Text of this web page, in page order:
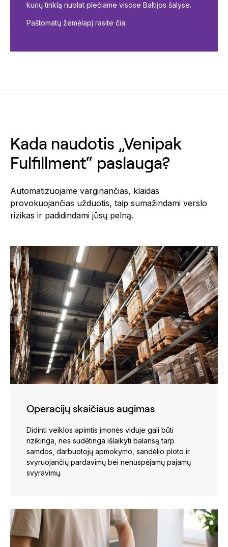
kurių tinklą nuolat plečiame visose Baltijos šalyse.
Paštomatų žemėlapį rasite čia.
Kada naudotis „Venipak
Fulfillment“ paslauga?
Automatizuojame varginančias, klaidas
provokuojančias užduotis, taip sumažindami verslo
rizikas ir padidindami jūsų pelną.
Operacijų skaičiaus augimas
Didinti veiklos apimtis įmonės viduje gali būti
rizikinga, nes sudėtinga išlaikyti balansą tarp
samdos, darbuotojų apmokymo, sandėlio ploto ir
svyruojančių pardavimų bei nenuspėjamų pajamų
svyravimų.